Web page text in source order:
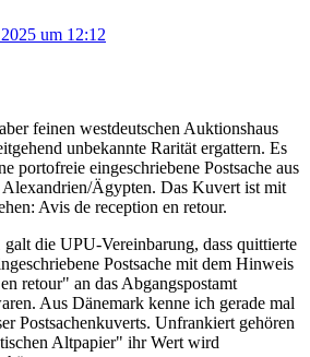
um 12:12
feinen westdeutschen Auktionshaus
unbekannte Rarität ergattern. Es
portofreie eingeschriebene Postsache aus
Alexandrien/Ägypten. Das Kuvert ist mit
Avis de reception en retour.
die UPU-Vereinbarung, dass quittierte
Postsache mit dem Hinweis
retour" an das Abgangspostamt
Aus Dänemark kenne ich gerade mal
Postsachenkuverts. Unfrankiert gehören
Altpapier" ihr Wert wird